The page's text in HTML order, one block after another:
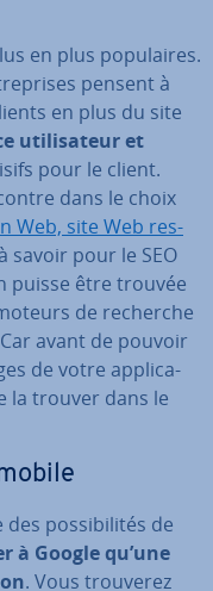
en plus po­pu­laires.
pensent à
en plus du site
uti­li­sa­teur et
pour le client.
dans le choix
Web, site Web res­
savoir pour le SEO
puisse être trouvée
de recherche
avant de pouvoir
de votre ap­pli­ca­
la trouver dans le
des pos­si­bi­li­tés de
à Google qu’une
. Vous trouverez